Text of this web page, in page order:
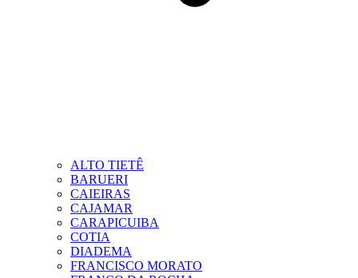
ALTO TIETÊ
BARUERI
CAIEIRAS
CAJAMAR
CARAPICUIBA
COTIA
DIADEMA
FRANCISCO MORATO